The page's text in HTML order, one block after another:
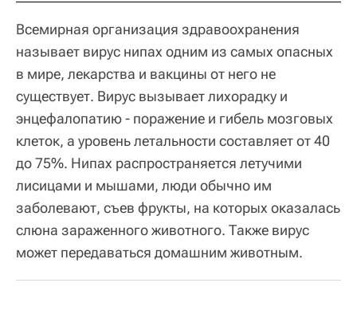
Всемирная организация здравоохранения
называет вирус нипах одним из самых опасных
в мире, лекарства и вакцины от него не
существует. Вирус вызывает лихорадку и
энцефалопатию - поражение и гибель мозговых
клеток, а уровень летальности составляет от 40
до 75%. Нипах распространяется летучими
лисицами и мышами, люди обычно им
заболевают, съев фрукты, на которых оказалась
слюна зараженного животного. Также вирус
может передаваться домашним животным.